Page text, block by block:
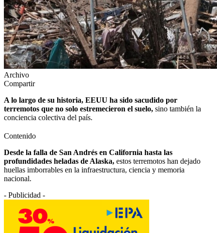
Archivo
Compartir
A lo largo de su historia, EEUU ha sido sacudido por
terremotos que no solo estremecieron el suelo, sino también la
conciencia colectiva del país.
Contenido
Desde la falla de San Andrés en California hasta las
profundidades heladas de Alaska, estos terremotos han dejado
huellas imborrables en la infraestructura, ciencia y memoria
nacional.
- Publicidad -